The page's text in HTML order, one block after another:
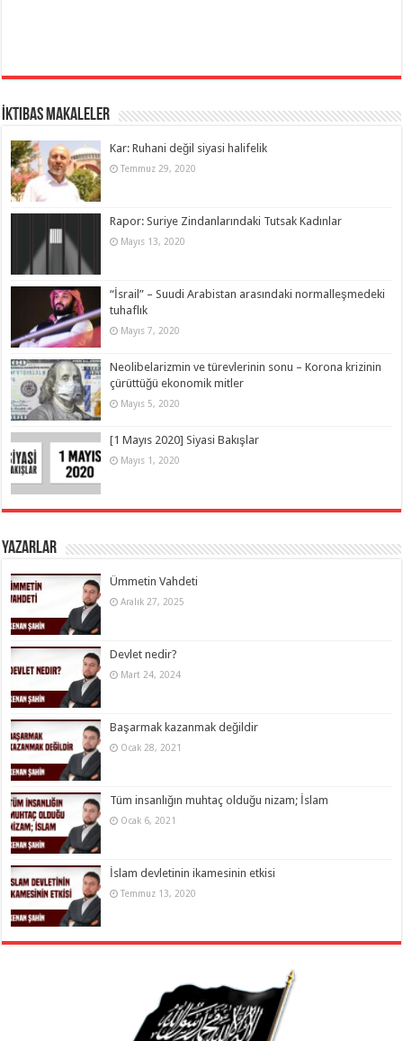
İktibas Makaleler
Kar: Ruhani değil siyasi halifelik
Temmuz 29, 2020
Rapor: Suriye Zindanlarındaki Tutsak Kadınlar
Mayıs 13, 2020
“İsrail” – Suudi Arabistan arasındaki normalleşmedeki
tuhaflık
Mayıs 7, 2020
Neolibelarizmin ve türevlerinin sonu – Korona krizinin
çürüttüğü ekonomik mitler
Mayıs 5, 2020
[1 Mayıs 2020] Siyasi Bakışlar
Mayıs 1, 2020
Yazarlar
Ümmetin Vahdeti
Aralık 27, 2025
Devlet nedir?
Mart 24, 2024
Başarmak kazanmak değildir
Ocak 28, 2021
Tüm insanlığın muhtaç olduğu nizam; İslam
Ocak 6, 2021
İslam devletinin ikamesinin etkisi
Temmuz 13, 2020